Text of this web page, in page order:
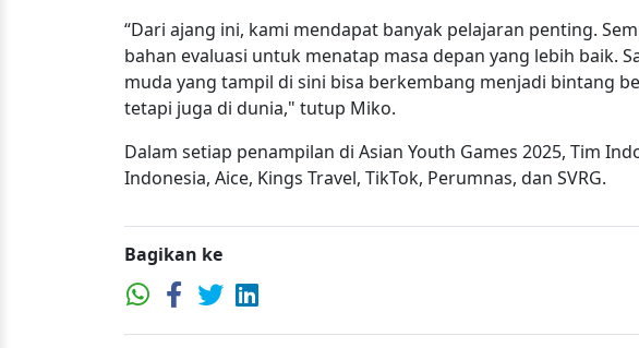
“Dari ajang ini, kami mendapat banyak pelajaran penting.
bahan evaluasi untuk menatap masa depan yang lebih baik.
muda yang tampil di sini bisa berkembang menjadi bintang
tetapi juga di dunia," tutup Miko.
Dalam setiap penampilan di Asian Youth Games 2025, Tim
Indonesia, Aice, Kings Travel, TikTok, Perumnas, dan SVRG.
Bagikan ke